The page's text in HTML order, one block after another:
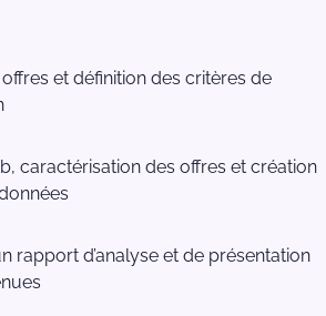
et définition des critères de
caractérisation des offres et création
rapport d’analyse et de présentation